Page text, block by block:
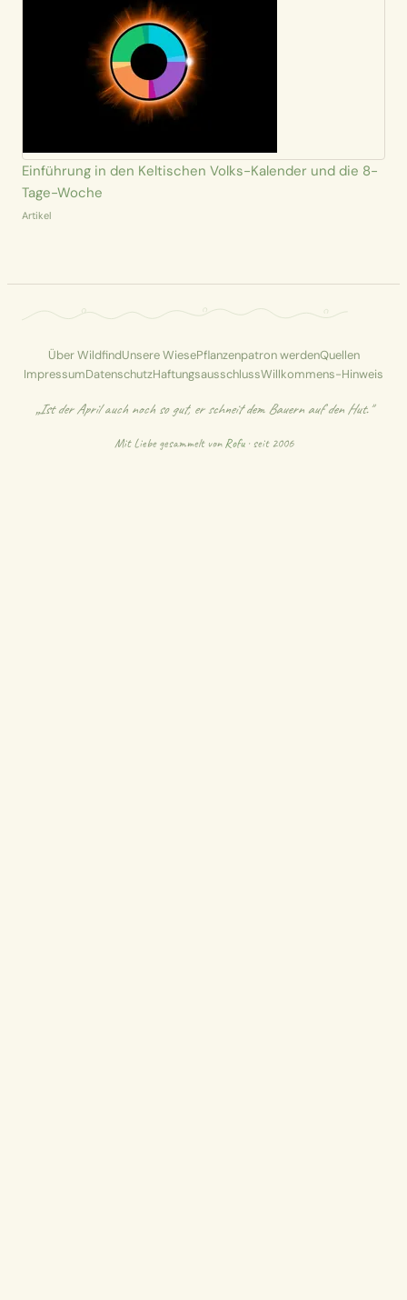
Einführung in den Keltischen Volks-Kalender und die 8-
Tage-Woche
Artikel
Über WildfindUnsere WiesePflanzenpatron werdenQuellen
ImpressumDatenschutzHaftungsausschlussWillkommens-Hinweis
„Ist der April auch noch so gut, er schneit dem Bauern auf den Hut."
Mit Liebe gesammelt vonRofu· seit 2006